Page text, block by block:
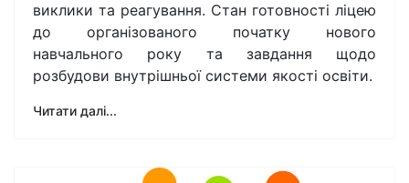
виклики та реагування. Стан готовності ліцею
до організованого початку нового
навчального року та завдання щодо
розбудови внутрішньої системи якості освіти.
Читати далі...